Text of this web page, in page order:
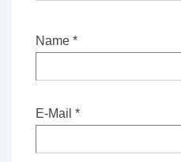
Name *
E-Mail *